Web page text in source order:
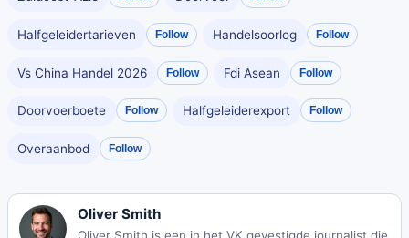
Halfgeleidertarieven Follow Handelsoorlog Follow
Vs China Handel 2026 Follow Fdi Asean Follow
Doorvoerboete Follow Halfgeleiderexport Follow
Overaanbod Follow
Oliver Smith
Oliver Smith is een in het VK gevestigde journalist die